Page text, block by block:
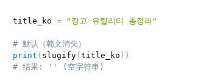
title_ko = "장고 유틸리티 총정리"
# 默认（韩文消失）
print ( slugify(title_ko ) )
# 结果: '' (空字符串)